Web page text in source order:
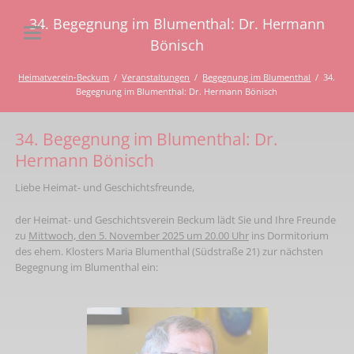
34. Begegnung im Blumenthal: Dr. Hermann
Bönisch
Heimatverein-Beckum Veranstaltungen Begegnung im Blumenthal
34.
Begegnung im Blumenthal: Dr. Hermann Bönisch
34. Begegnung im Blumenthal: Dr.
Hermann Bönisch
Liebe Heimat- und Geschichtsfreunde,
der Heimat- und Geschichtsverein Beckum lädt Sie und Ihre Freunde
zu Mittwoch, den 5. November 2025 um 20.00 Uhrins Dormitorium
des ehem. Klosters Maria Blumenthal (Südstraße 21) zur nächsten
Begegnung im Blumenthal ein: